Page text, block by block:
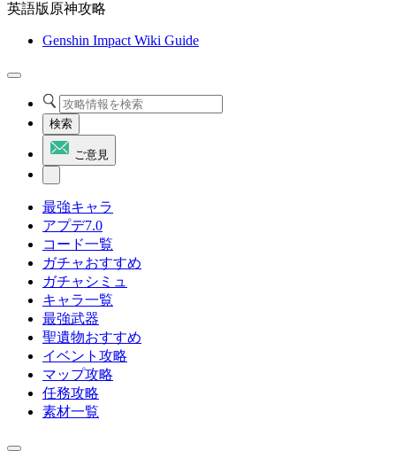
英語版原神攻略
Genshin Impact Wiki Guide
検索
ご意見
最強キャラ
アプデ7.0
コード一覧
ガチャおすすめ
ガチャシミュ
キャラ一覧
最強武器
聖遺物おすすめ
イベント攻略
マップ攻略
任務攻略
素材一覧